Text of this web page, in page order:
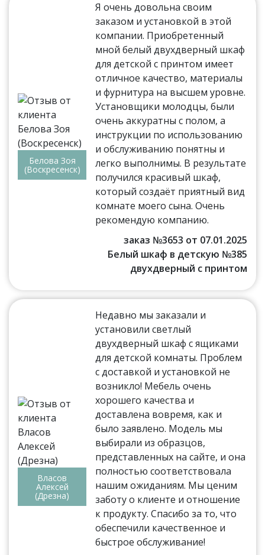
Белова Зоя
(Воскресенск)
Я очень довольна своим
заказом и установкой в этой
компании. Приобретенный
мной белый двухдверный шкаф
для детской с принтом имеет
отличное качество, материалы
и фурнитура на высшем уровне.
Установщики молодцы, были
очень аккуратны с полом, а
инструкции по использованию
и обслуживанию понятны и
легко выполнимы. В результате
получился красивый шкаф,
который создаёт приятный вид
комнате моего сына. Очень
рекомендую компанию.
заказ №3653 от 07.01.2025
Белый шкаф в детскую №385
двухдверный с принтом
Власов
Алексей
(Дрезна)
Недавно мы заказали и
установили светлый
двухдверный шкаф с ящиками
для детской комнаты. Проблем
с доставкой и установкой не
возникло! Мебель очень
хорошего качества и
доставлена вовремя, как и
было заявлено. Модель мы
выбирали из образцов,
представленных на сайте, и она
полностью соответствовала
нашим ожиданиям. Мы ценим
заботу о клиенте и отношение
к продукту. Спасибо за то, что
обеспечили качественное и
быстрое обслуживание!